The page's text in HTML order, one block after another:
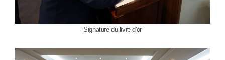
-Signature du livre d'or-